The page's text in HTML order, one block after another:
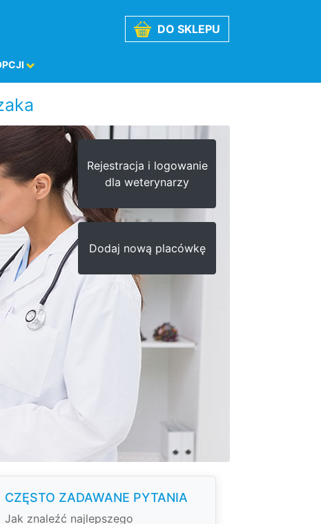
DO SKLEPU
Przed 9:00
Po 18:00
Otwarte w sobotę
Otwarte teraz
Rejestracja i logowanie
dla weterynarzy
Dodaj nową placówkę
CZĘSTO ZADAWANE PYTANIA
Jak znaleźć najlepszego